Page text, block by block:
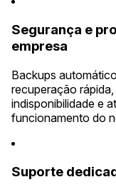
Segurança e
empresa
Backups
recuperação
indisponibilidade e
funcionamento do
Suporte